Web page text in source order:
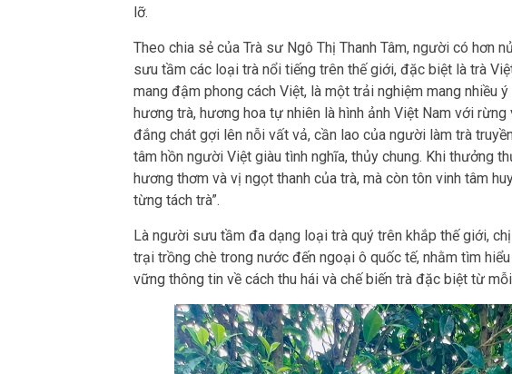
lỡ.
Theo chia sẻ của Trà sư Ngô Thị Thanh Tâm, người có hơn
sưu tầm các loại trà nổi tiếng trên thế giới, đặc biệt là trà
mang đậm phong cách Việt, là một trải nghiệm mang nhiều
hương trà, hương hoa tự nhiên là hình ảnh Việt Nam với
đắng chát gợi lên nỗi vất vả, cần lao của người làm trà
tâm hồn người Việt giàu tình nghĩa, thủy chung. Khi thưởng
hương thơm và vị ngọt thanh của trà, mà còn tôn vinh tâm
từng tách trà”.
Là người sưu tầm đa dạng loại trà quý trên khắp thế giới,
trại trồng chè trong nước đến ngoại ô quốc tế, nhằm tìm
vững thông tin về cách thu hái và chế biến trà đặc biệt từ